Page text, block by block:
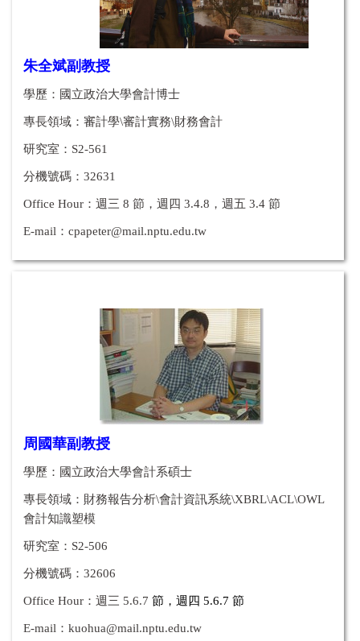
朱全斌副教授
學歷：國立政治大學會計博士
專長領域： 審計學\審計實務\財務會計
研究室：S2-561
分機號碼：32631
Office Hour： 週三 8 節，週四 3.4.8，週五 3.4 節
E-mail： cpapeter@mail.nptu.edu.tw
周國華副教授
學歷：國立政治大學會計系碩士
專長領域： 財務報告分析\會計資訊系統\XBRL\ACL\OWL
會計知識塑模
研究室：S2-506
分機號碼：32606
Office Hour： 週三 5.6.7 節，週四 5.6.7 節
E-mail： kuohua@mail.nptu.edu.tw